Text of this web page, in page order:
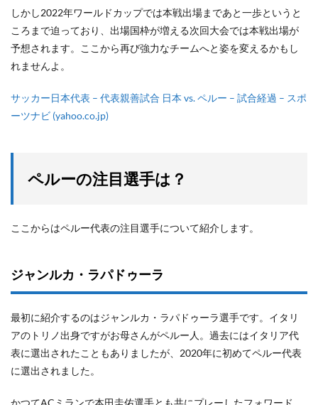
しかし2022年ワールドカップでは本戦出場まであと一歩というと
ころまで迫っており、出場国枠が増える次回大会では本戦出場が
予想されます。ここから再び強力なチームへと姿を変えるかもし
れませんよ。
サッカー日本代表 – 代表親善試合 日本 vs. ペルー – 試合経過 – スポ
ーツナビ (yahoo.co.jp)
ペルーの注目選手は？
ここからはペルー代表の注目選手について紹介します。
ジャンルカ・ラパドゥーラ
最初に紹介するのはジャンルカ・ラパドゥーラ選手です。イタリ
アのトリノ出身ですがお母さんがペルー人。過去にはイタリア代
表に選出されたこともありましたが、2020年に初めてペルー代表
に選出されました。
かつてACミランで本田圭佑選手とも共にプレーしたフォワード